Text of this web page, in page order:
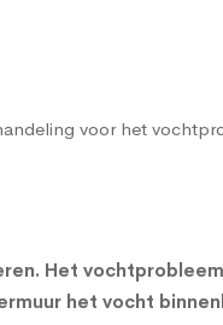
voor het
. Het
het vocht